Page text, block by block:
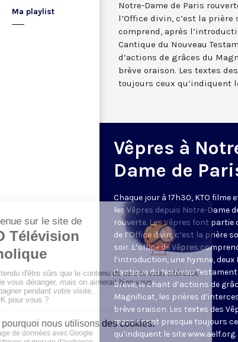
Ma playlist
Notre-Dame de Paris
l’Office divin, c’est la prière
comprend, après
Cantique du Nouveau
d’actions de grâces du
brève oraison. Les textes
toujours ceux qu’indiquent
Vêpres à
Dame de
Chaque jour à 17h30, KTO filme
les Vêpres depuis Notre-Dame
rouverte. Les Vêpres font partie
de l’Office divin, c’est la prière
soir. L’office de Vêpres
l’introduction, une hymne, deux
Cantique du Nouveau
brève, le chant d’actions de
Magnificat, les prières
brève oraison. Les textes des
messe sont presque toujours
qu’indiquent le sitewww.aelf.org.